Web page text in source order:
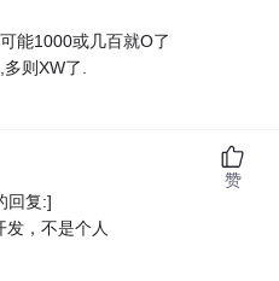
能1000或几百就O了
则XW了.
回复:]
发，不是个人
赞